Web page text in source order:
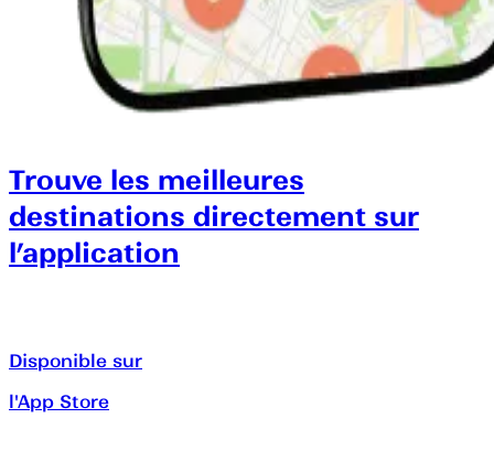
Trouve les meilleures
destinations directement sur
l’application
Disponible sur
l'App Store